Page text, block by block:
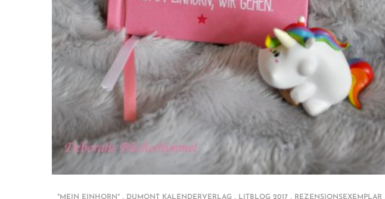
"MEIN EINHORN" , DUMONT KALENDERVERLAG , LITBLOG 2017 , REZENSIONSEXEMPLAR